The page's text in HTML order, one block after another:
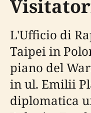
L'Ufficio di
Taipei in
piano del
in ul. Emilii
diplomatica